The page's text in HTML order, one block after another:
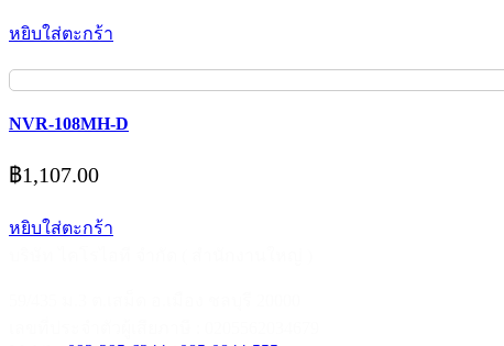
หยิบใส่ตะกร้า
NVR-108MH-D
฿1,107.00
หยิบใส่ตะกร้า